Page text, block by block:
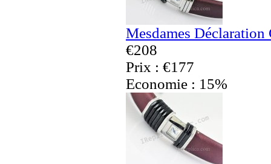
Mesdames
€208
Prix : €177
Economie : 15%